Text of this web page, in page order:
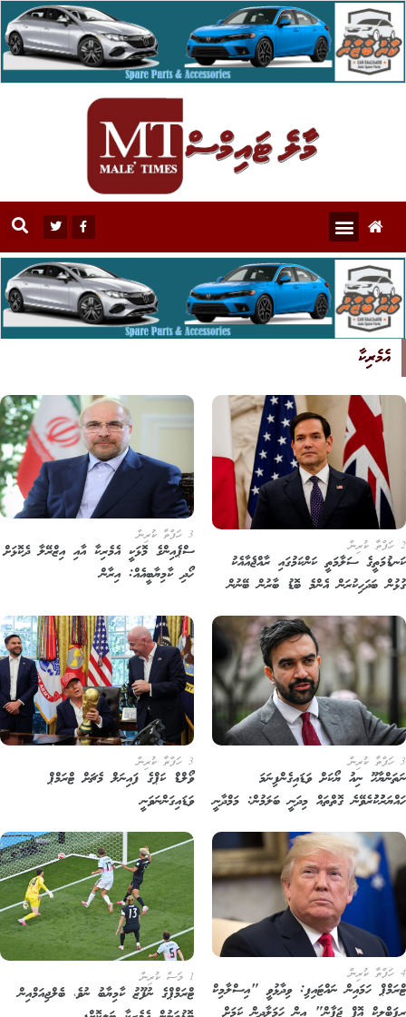
އެމެރިކާ
ސަލާމަތީ ކަންކަމުގައި ރާއްޖެއާއެކު
ބަދަހިކުރަން އެންމެ ބޮޑު ބާރުން ބޭނުން
ސްޕެއިންގެ މޮޅަކީ އެމެރިކާ އާއި އިޒްރޭލާ ދެކޮޅަށް
ހޯދި ކާމިޔާބީއެއް: އިރާން
ނިއު ޔޯކަށް ވަޑައިގެންފިނަމަ
ގޮތްތައް މިދަނީ ބަލަމުން: މަމްދާނީ
ވޯލްޑް ކަޕްގެ ފައިނަލް މެޗަށް ޓްރަމްޕް
ވަޑައިގަންނަވަނީ
ހަމައިން ނައްޓައިފި: ވިދާޅުވީ "އިސްލާމިކް
ޓްރަމްޕްގެ ނުފޫޒު ކާމިޔާބު ނުވެ، ބެލްޖިއަމްއިން